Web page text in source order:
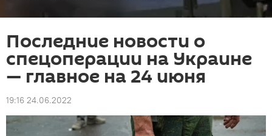
Последние новости о
спецоперации на Украине
— главное на 24 июня
19:16 24.06.2022